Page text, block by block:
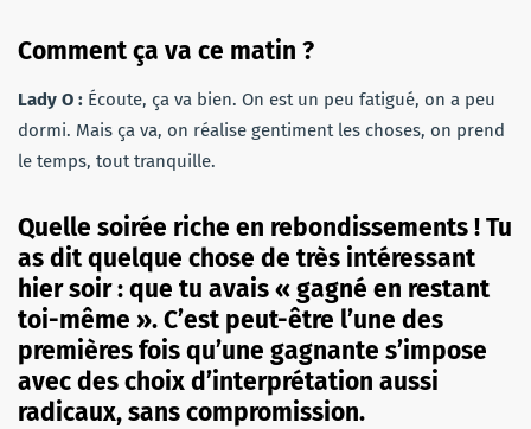
Comment ça va ce matin ?
Lady O : Écoute, ça va bien. On est un peu fatigué, on a peu
dormi. Mais ça va, on réalise gentiment les choses, on prend
le temps, tout tranquille.
Quelle soirée riche en rebondissements ! Tu
as dit quelque chose de très intéressant
hier soir : que tu avais « gagné en restant
toi-même ». C’est peut-être l’une des
premières fois qu’une gagnante s’impose
avec des choix d’interprétation aussi
radicaux, sans compromission.